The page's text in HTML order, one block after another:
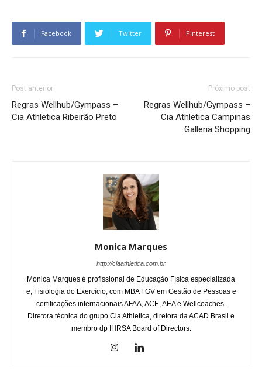
Facebook Twitter Pinterest
Post anterior
Regras Wellhub/Gympass –
Cia Athletica Ribeirão Preto
Próximo post
Regras Wellhub/Gympass –
Cia Athletica Campinas
Galleria Shopping
Monica Marques
http://ciaathletica.com.br
Monica Marques é profissional de Educação Física especializada
e, Fisiologia do Exercício, com MBA FGV em Gestão de Pessoas e
certificações internacionais AFAA, ACE, AEA e Wellcoaches.
Diretora técnica do grupo Cia Athletica, diretora da ACAD Brasil e
membro dp IHRSA Board of Directors.